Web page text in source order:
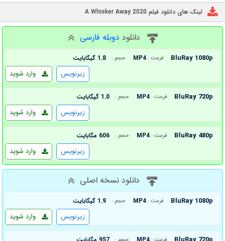
لینک های دانلود فیلم A Whisker Away 2020
دانلود دوبله فارسی
BluRay 1080p فرمت : MP4 حجم : 1.8 گیگابایت
وارد شوید زیرنویس
BluRay 720p فرمت : MP4 حجم : 1.0 گیگابایت
وارد شوید زیرنویس
BluRay 480p فرمت : MP4 حجم : 606 مگابایت
وارد شوید زیرنویس
دانلود نسخه اصلی
BluRay 1080p فرمت : MP4 حجم : 1.9 گیگابایت
وارد شوید زیرنویس